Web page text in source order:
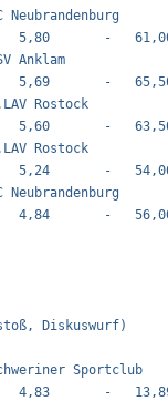
Neubrandenburg
5,80       -
Anklam
5,69       -
Rostock
5,60       -
Rostock
5,24       -
Neubrandenburg
4,84       -
Diskuswurf)
Sportclub
4,83       -